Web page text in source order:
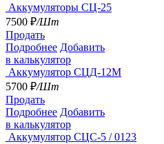
Аккумуляторы СЦ-25
7500 ₽/Шт
Продать
Подробнее Добавить
в калькулятор
Аккумулятор СЦД-12М
5700 ₽/Шт
Продать
Подробнее Добавить
в калькулятор
Аккумулятор СЦС-5 / 0123